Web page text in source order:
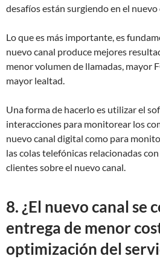
desafíos están surgiendo en el nuevo
Lo que es más importante, es
nuevo canal produce mejores
menor volumen de llamadas, mayor
mayor lealtad.
Una forma de hacerlo es utilizar el
interacciones para monitorear los
nuevo canal digital como para
las colas telefónicas relacionadas
clientes sobre el nuevo canal.
8. ¿El nuevo canal se
entrega de menor
optimización del